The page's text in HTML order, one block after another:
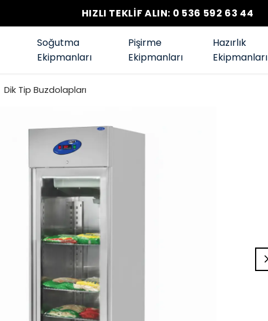
HIZLI TEKLİF ALIN: 0 536 592 63 44
Soğutma
Ekipmanları
Pişirme
Ekipmanları
Hazırlık
Ekipmanları
Dik Tip Buzdolapları